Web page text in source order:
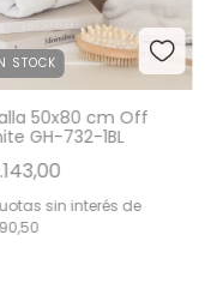
STOCK
50x80 cm Off
GH-732-1BL
sin interés de